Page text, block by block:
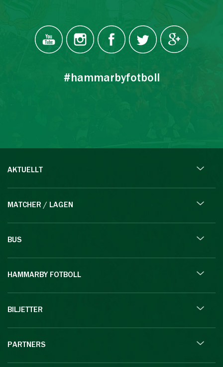
#hammarbyfotboll
AKTUELLT
MATCHER / LAGEN
BUS
HAMMARBY FOTBOLL
BILJETTER
PARTNERS